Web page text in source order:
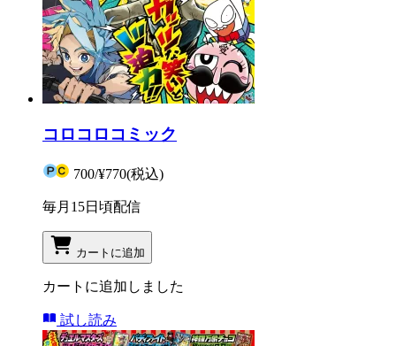
コロコロコミック
700/¥770(税込)
毎月15日頃配信
カートに追加
カートに追加しました
試し読み